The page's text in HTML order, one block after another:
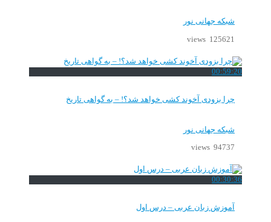
شبکه جهانی نور
125621 views
00:59:20
چرا بزودی آخوند کشی خواهد شد؟! – به گواهی تاریخ
شبکه جهانی نور
94737 views
00:30:36
آموزش زبان عربی – درس اول